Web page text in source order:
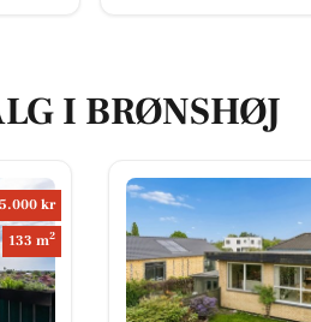
I BRØNSHØJ
kr
133 m2